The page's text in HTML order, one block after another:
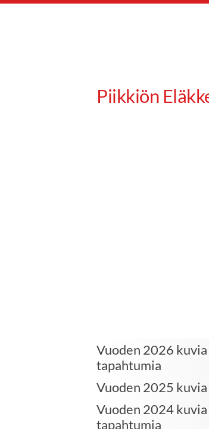
Piikkiön
Vuoden 2026 kuvia
tapahtumia
Vuoden 2025 kuvia
Vuoden 2024 kuvia
tapahtumia